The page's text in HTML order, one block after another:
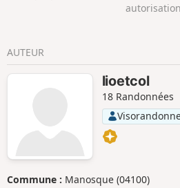
AUTEUR
lioetcol
18 Randonnées
Commune : Manosque (04100)